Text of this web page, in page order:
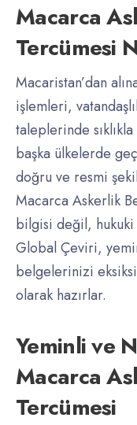
Macarca
Tercümesi
Macaristan’dan
işlemleri,
taleplerinde
başka ülkelerde
doğru ve resmi
Macarca Askerlik
bilgisi değil,
Global Çeviri,
belgelerinizi
olarak hazırlar.
Yeminli ve
Macarca
Tercümesi